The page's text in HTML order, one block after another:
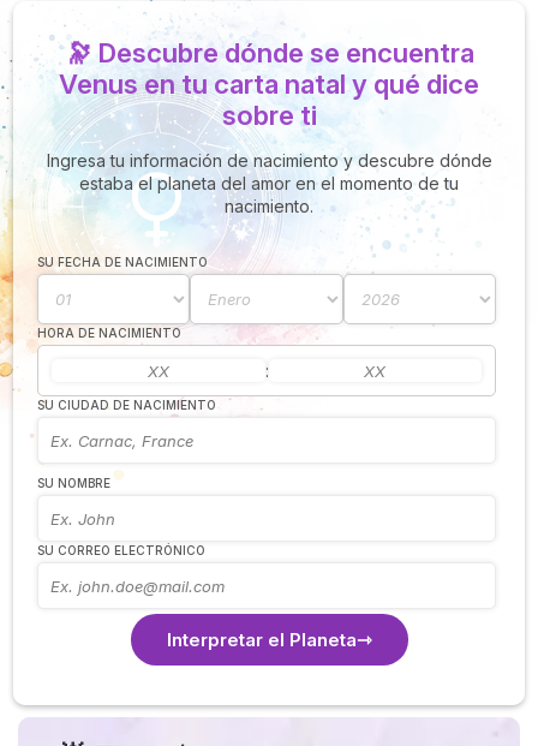
🔭 Descubre dónde se encuentra
Venus en tu carta natal y qué dice
sobre ti
Ingresa tu información de nacimiento y descubre dónde
estaba el planeta del amor en el momento de tu
nacimiento.
SU FECHA DE NACIMIENTO
HORA DE NACIMIENTO
:
SU CIUDAD DE NACIMIENTO
SU NOMBRE
SU CORREO ELECTRÓNICO
Interpretar el Planeta